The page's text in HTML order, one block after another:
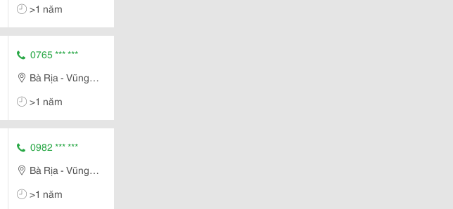
>1 năm
0765 *** ***
Bà Rịa - Vũng
>1 năm
0982 *** ***
Bà Rịa - Vũng
>1 năm